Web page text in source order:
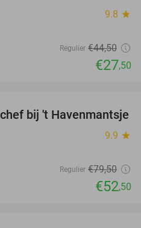
9.8 star
Regulier €44,50
€27,50
34%
bij 't Havenmantsje
9.9 star
Regulier €79,50
€52,50